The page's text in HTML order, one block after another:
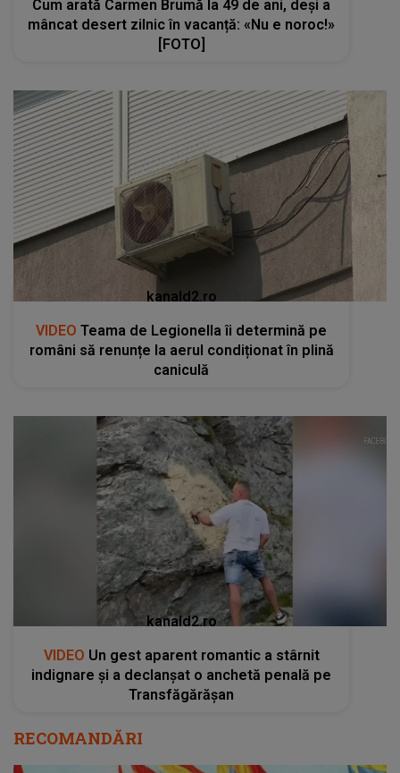
Cum arată Carmen Brumă la 49 de ani, deși a
mâncat desert zilnic în vacanță: «Nu e noroc!»
[FOTO]
kanald2.ro
VIDEO Teama de Legionella îi determină pe
români să renunțe la aerul condiționat în plină
caniculă
kanald2.ro
VIDEO Un gest aparent romantic a stârnit
indignare și a declanșat o anchetă penală pe
Transfăgărășan
RECOMANDĂRI